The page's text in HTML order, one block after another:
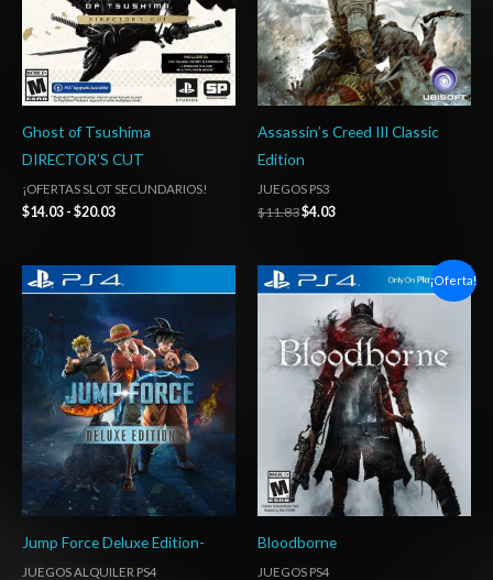
Ghost of Tsushima
DIRECTOR’S CUT
¡OFERTAS SLOT SECUNDARIOS!
$14.03 - $20.03
Assassin’s Creed III Classic
Edition
JUEGOS PS3
$11.83$4.03
Jump Force Deluxe Edition-
JUEGOS ALQUILER PS4
Rango
de
desde
$5.00
hasta
$8.00
¡Oferta!
Bloodborne
JUEGOS PS4
Rango
de
precios:
desde
$6.03
hasta
$10.03